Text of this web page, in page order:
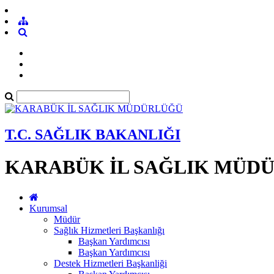
T.C. SAĞLIK BAKANLIĞI
KARABÜK İL SAĞLIK
Kurumsal
Müdür
Sağlık Hizmetleri Başkanlığı
Başkan Yardımcısı
Başkan Yardımcısı
Destek Hizmetleri Başkanliği